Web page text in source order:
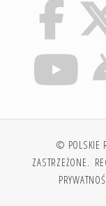
© POLSKIE
ZASTRZEŻONE.